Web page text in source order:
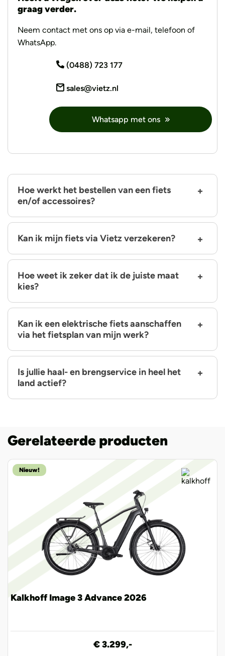
graag verder.
Neem contact met ons op via e-mail, telefoon of
WhatsApp.
(0488) 723 177
sales@vietz.nl
Whatsapp met ons
Hoe werkt het bestellen van een fiets
en/of accessoires?
Kan ik mijn fiets via Vietz verzekeren?
Hoe weet ik zeker dat ik de juiste maat
kies?
Kan ik een elektrische fiets aanschaffen
via het fietsplan van mijn werk?
Is jullie haal- en brengservice in heel het
land actief?
Gerelateerde producten
Kalkhoff Image 3 Advance 2026
€ 3.299,-
Nieuw!